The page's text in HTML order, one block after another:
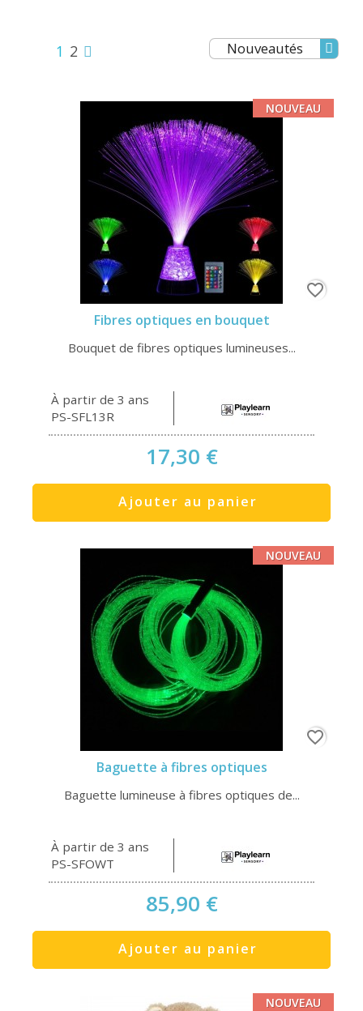
1 2 Nouveautés
Fibres optiques en bouquet
Bouquet de fibres optiques lumineuses...
À partir de 3 ans
PS-SFL13R
17,30 €
Ajouter au panier
NOUVEAU
favorite_border
Baguette à fibres optiques
Baguette lumineuse à fibres optiques de...
À partir de 3 ans
PS-SFOWT
85,90 €
Ajouter au panier
NOUVEAU
favorite_border
NOUVEAU